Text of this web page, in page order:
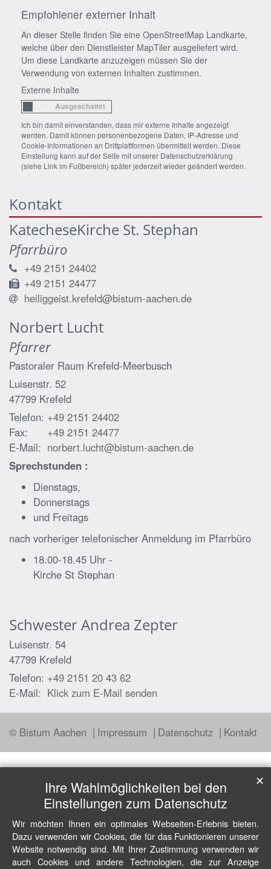
Empfohlener externer Inhalt
An dieser Stelle finden Sie eine OpenStreetMap Landkarte,
welche über den Dienstleister MapTiler ausgeliefert wird.
Um diese Landkarte anzuzeigen müssen Sie der
Verwendung von externen Inhalten zustimmen.
Externe Inhalte
Ich bin damit einverstanden, dass mir externe Inhalte angezeigt
werden. Damit können personenbezogene Daten, IP-Adresse und
Cookie-Informationen an Drittplattformen übermittelt werden. Diese
Einstellung kann auf der Seite mit unserer Datenschutzerklärung
(siehe Link im Fußbereich) später jederzeit wieder geändert werden.
Kontakt
KatecheseKirche St. Stephan
Pfarrbüro
+49 2151 24402
+49 2151 24477
heiliggeist.krefeld@bistum-aachen.de
Norbert Lucht
Pfarrer
Pastoraler Raum Krefeld-Meerbusch
Luisenstr. 52
47799 Krefeld
Telefon: +49 2151 24402
Fax:
+49 2151 24477
E-Mail: norbert.lucht@bistum-aachen.de
Sprechstunden :
Dienstags,
Donnerstags
und Freitags
nach vorheriger telefonischer Anmeldung im Pfarrbüro
18.00-18.45 Uhr -
Kirche St Stephan
SchwesterAndrea Zepter
Luisenstr. 54
47799 Krefeld
Telefon: +49 2151 20 43 62
E-Mail: Klick zum E-Mail senden
© Bistum Aachen Impressum Datenschutz Kontakt
Ihre Wahlmöglichkeiten bei den
Einstellungen zum Datenschutz
Wir möchten Ihnen ein optimales Webseiten-Erlebnis bieten.
Dazu verwenden wir Cookies, die für das Funktionieren unserer
Website notwendig sind. Mit Ihrer Zustimmung verwenden wir
auch Cookies und andere Technologien, die zur Anzeige
✕